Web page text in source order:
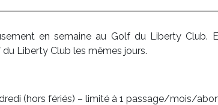
en semaine au Golf du Liberty Club.
Liberty Club les mêmes jours.
(hors fériés) – limité à 1 passage/mois/